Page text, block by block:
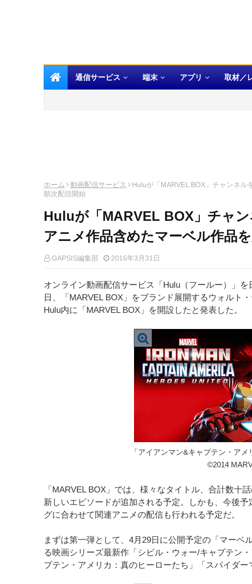
通信サービス 端末 アプリ 取材／
ホーム 動画配信サービス
Huluが「MARVEL BOX」チャンネ
順次配信開始
Huluが「MARVEL BOX」チャ
アニメ作品含めたマーベル作品
GAPSIS編集部 2016年3月31日
オンライン動画配信サービス「Hulu（フールー）」
日、「MARVEL BOX」をブランド展開するウォルト
Hulu内に「MARVEL BOX」を開設したと発表した。
「アイアンマン&キャプテン・アメ
©2014
「MARVEL BOX」では、様々なタイトル、合計数十
新しいエピソードが追加される予定。しかも、今後
グに合わせて関連アニメの配信も行われる予定だ。
まずは第一弾として、4月29日に公開予定の「マーベ
る映画シリーズ最新作「シビル・ウォー/キャプテン
プテン・アメリカ：真のヒーローたち」「スパイダー